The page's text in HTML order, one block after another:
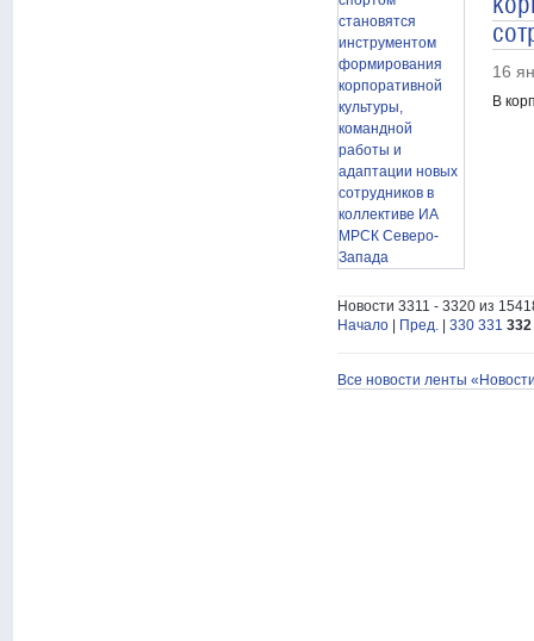
16
В
Новости 3311 - 3320 из
Начало
Пред. 330 331 332
Все новости ленты